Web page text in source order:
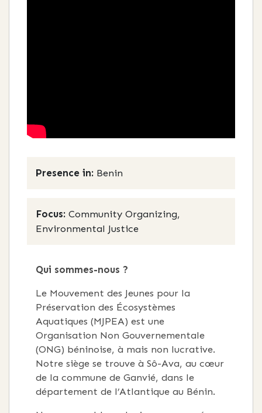
Presence in: Benin
Focus: Community Organizing,
Environmental Justice
Qui sommes-nous ?
Le Mouvement des Jeunes pour la
Préservation des Écosystèmes
Aquatiques (MJPEA) est une
Organisation Non Gouvernementale
(ONG) béninoise, à mais non lucrative.
Notre siège se trouve à Sô-Ava, au cœur
de la commune de Ganvié, dans le
département de l’Atlantique au Bénin.